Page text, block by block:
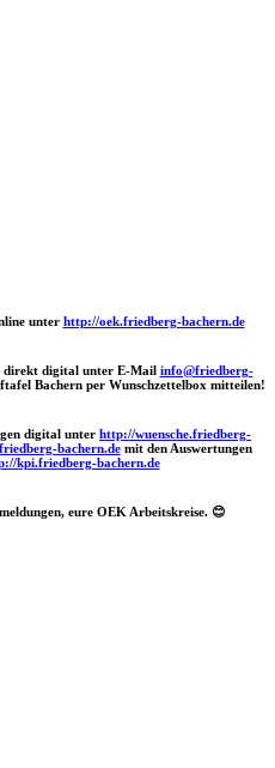
unter http://oek.friedberg-bachern.de
direkt digital unter E-Mail info@friedberg-
Bachern per Wunschzettelbox mitteilen!
digital unter http://wuensche.friedberg-
bachern.de mit den Auswertungen
kpi.friedberg-bachern.de
eure OEK Arbeitskreise. 😊